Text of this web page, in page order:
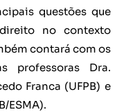
questões que
no contexto
contará com os
professoras Dra.
Franca (UFPB) e
ESMA).